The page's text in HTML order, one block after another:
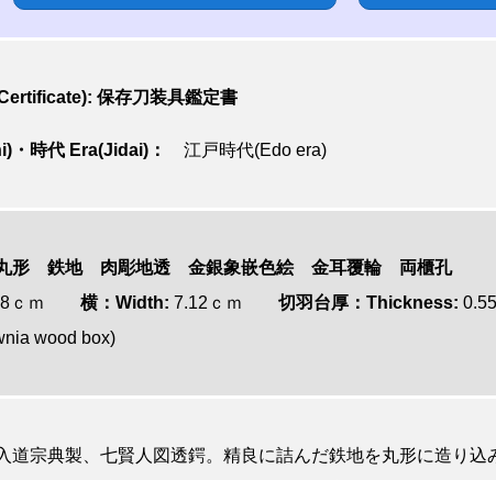
保存刀装具鑑定書
・時代 Era(Jidai)： 江戸時代(Edo era)
形 鉄地 肉彫地透 金銀象嵌色絵 金耳覆輪 両櫃孔
ｃｍ 横：Width: 7.12ｃｍ 切羽台厚：Thickness:
wood box)
道宗典製、七賢人図透鍔。精良に詰んだ鉄地を丸形に造り